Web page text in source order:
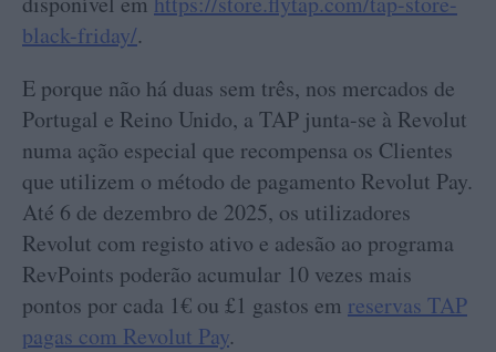
black-friday/.
E porque não há duas sem três, nos mercados de
Portugal e Reino Unido, a TAP junta-se à Revolut
numa ação especial que recompensa os Clientes
que utilizem o método de pagamento Revolut Pay.
Até 6 de dezembro de 2025, os utilizadores
Revolut com registo ativo e adesão ao programa
RevPoints poderão acumular 10 vezes mais
pontos por cada 1€ ou £1 gastos em reservas TAP
pagas com Revolut Pay.